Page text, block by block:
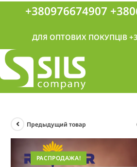
+380976674907
ДЛЯ ОПТОВИХ ПОКУПЦІВ
РАСПРОДАЖА!
Предыдущий товар